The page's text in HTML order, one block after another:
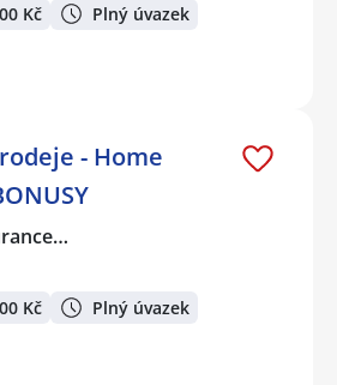
Kč Plný úvazek
- Home
Kč Plný úvazek